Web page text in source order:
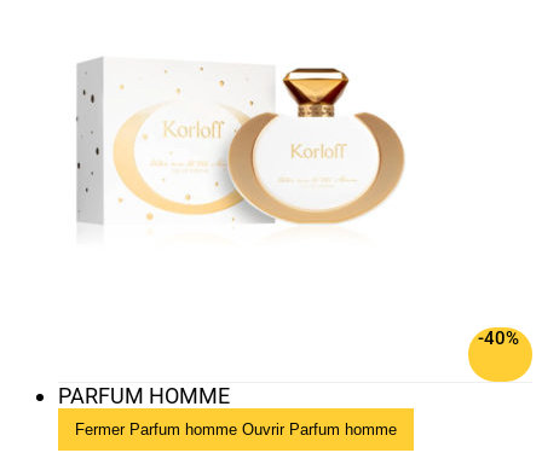
-40%
PARFUM HOMME
Fermer Parfum homme Ouvrir Parfum homme